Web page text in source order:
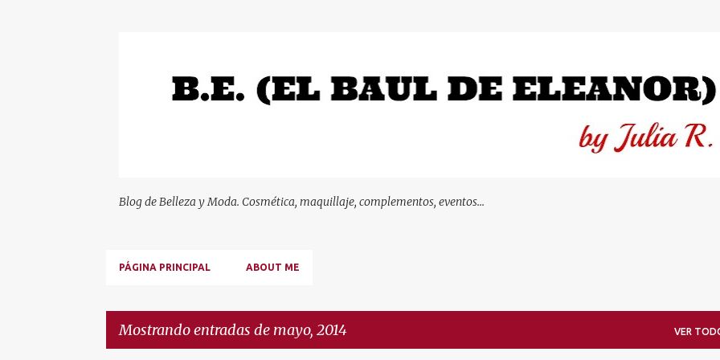
Blog de Belleza y Moda. Cosmética, maquillaje, complementos, eventos...
PÁGINA PRINCIPAL ABOUT ME
Mostrando entradas de mayo, 2014 VER